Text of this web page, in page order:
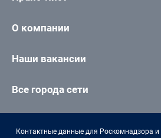
О компании
Наши вакансии
Все города сети
Контактные данные для Роскомнадзора и